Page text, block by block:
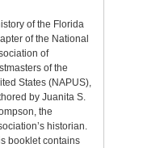
of the Florida
of the National
of
of the
States (NAPUS),
by Juanita S.
the
historian.
booklet contains